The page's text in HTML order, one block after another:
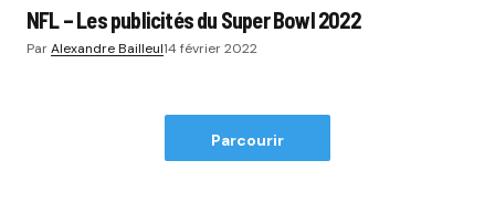
NFL – Les publicités du Super Bowl 2022
ParAlexandre Bailleul14 février 2022
Parcourir